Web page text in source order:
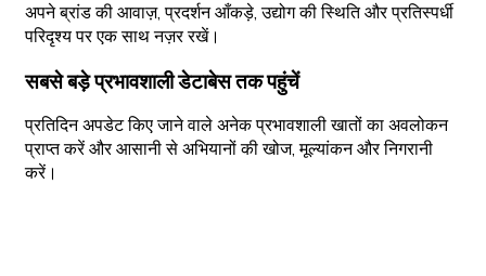
अपने ब्रांड की आवाज़, प्रदर्शन आँकड़े, उद्योग की स्थिति और प्रतिस्पर्धी
परिदृश्य पर एक साथ नज़र रखें।
सबसे बड़े प्रभावशाली डेटाबेस तक पहुंचें
प्रतिदिन अपडेट किए जाने वाले अनेक प्रभावशाली खातों का अवलोकन
प्राप्त करें और आसानी से अभियानों की खोज, मूल्यांकन और निगरानी
करें।